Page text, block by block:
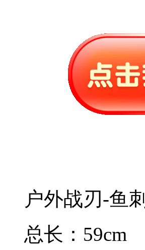
户外战刃-鱼刺
总长：59cm